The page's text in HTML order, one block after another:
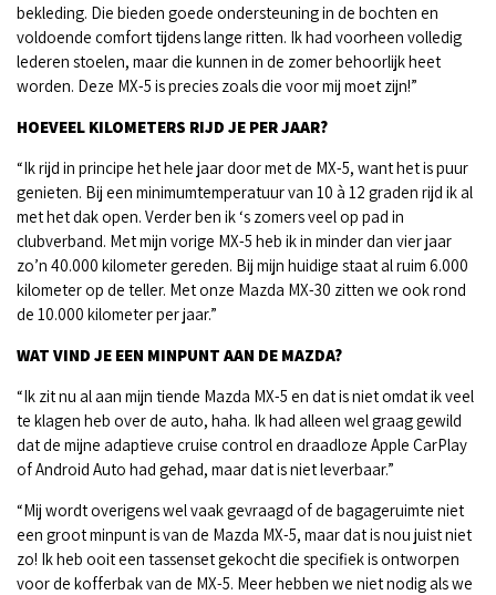
bekleding. Die bieden goede ondersteuning in de bochten en
voldoende comfort tijdens lange ritten. Ik had voorheen volledig
lederen stoelen, maar die kunnen in de zomer behoorlijk heet
worden. Deze MX-5 is precies zoals die voor mij moet zijn!”
HOEVEEL KILOMETERS RIJD JE PER JAAR?
“Ik rijd in principe het hele jaar door met de MX-5, want het is puur
genieten. Bij een minimumtemperatuur van 10 à 12 graden rijd ik al
met het dak open. Verder ben ik ‘s zomers veel op pad in
clubverband. Met mijn vorige MX-5 heb ik in minder dan vier jaar
zo’n 40.000 kilometer gereden. Bij mijn huidige staat al ruim 6.000
kilometer op de teller. Met onze Mazda MX-30 zitten we ook rond
de 10.000 kilometer per jaar.”
WAT VIND JE EEN MINPUNT AAN DE MAZDA?
“Ik zit nu al aan mijn tiende Mazda MX-5 en dat is niet omdat ik veel
te klagen heb over de auto, haha. Ik had alleen wel graag gewild
dat de mijne adaptieve cruise control en draadloze Apple CarPlay
of Android Auto had gehad, maar dat is niet leverbaar.”
“Mij wordt overigens wel vaak gevraagd of de bagageruimte niet
een groot minpunt is van de Mazda MX-5, maar dat is nou juist niet
zo! Ik heb ooit een tassenset gekocht die specifiek is ontworpen
voor de kofferbak van de MX-5. Meer hebben we niet nodig als we